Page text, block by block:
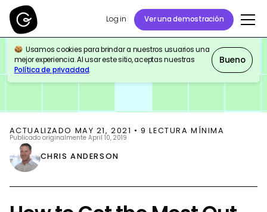
Log in Ver una demostración
Usamos cookies para brindar a nuestros usuarios una
mejor experiencia. Al usar este sitio, aceptas nuestras
Política de privacidad.
Bueno
BLOG
ACTUALIZADO MAY 21, 2021 •9 LECTURA MÍNIMA
Publicado originalmente April 10, 2019
CHRIS ANDERSON